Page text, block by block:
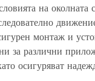
на
монтаж и
за различни
осигуряват